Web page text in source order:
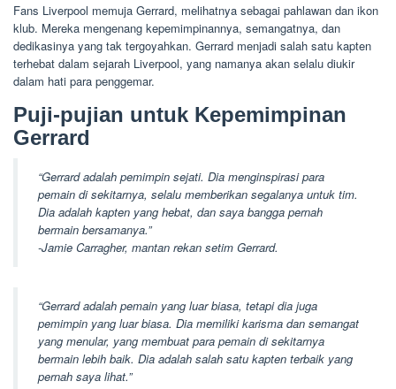
Fans Liverpool memuja Gerrard, melihatnya sebagai pahlawan dan ikon
klub. Mereka mengenang kepemimpinannya, semangatnya, dan
dedikasinya yang tak tergoyahkan. Gerrard menjadi salah satu kapten
terhebat dalam sejarah Liverpool, yang namanya akan selalu diukir
dalam hati para penggemar.
Puji-pujian untuk Kepemimpinan
Gerrard
“Gerrard adalah pemimpin sejati. Dia menginspirasi para
pemain di sekitarnya, selalu memberikan segalanya untuk tim.
Dia adalah kapten yang hebat, dan saya bangga pernah
bermain bersamanya.”
-Jamie Carragher, mantan rekan setim Gerrard.
“Gerrard adalah pemain yang luar biasa, tetapi dia juga
pemimpin yang luar biasa. Dia memiliki karisma dan semangat
yang menular, yang membuat para pemain di sekitarnya
bermain lebih baik. Dia adalah salah satu kapten terbaik yang
pernah saya lihat.”